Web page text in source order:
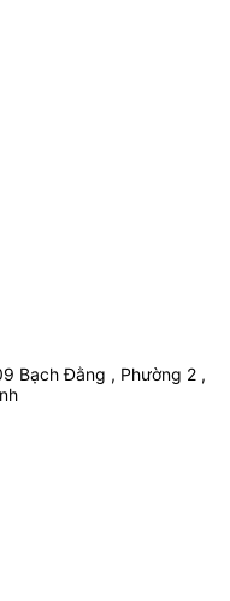
Bạch Đằng , Phường 2 ,